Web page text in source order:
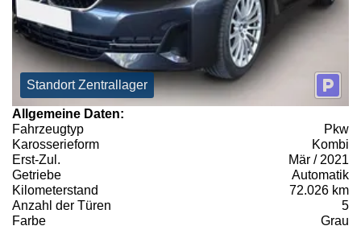
Standort Zentrallager
Allgemeine Daten:
Fahrzeugtyp
Pkw
Karosserieform
Kombi
Erst-Zul.
Mär / 2021
Getriebe
Automatik
Kilometerstand
72.026 km
Anzahl der Türen
5
Farbe
Grau